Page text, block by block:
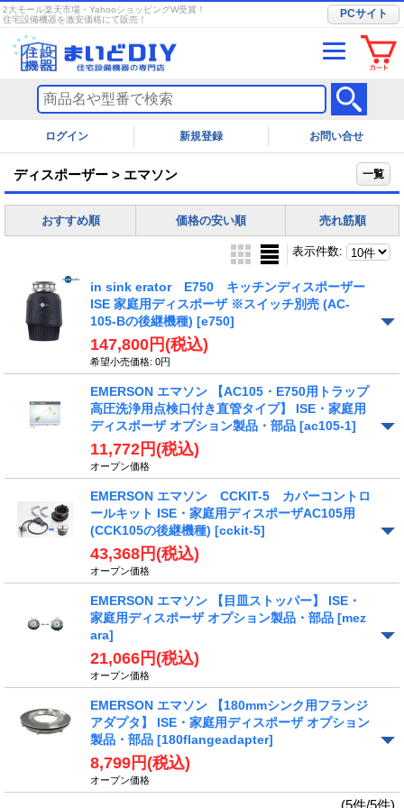
2大モール楽天市場・YahooショッピングW受賞！
住宅設備機器を激安価格にて販売！
PCサイト
ログイン お問い合せ
ディスポーザー > エマソン 一覧
おすすめ順 価格の安い順 売れ筋順
表示件数:
in sink erator E750 キッチンディスポーザー
ISE 家庭用ディスポーザ ※スイッチ別売 (AC-
105-Bの後継機種) [e750]
147,800円 (税込)
希望小売価格: 0円
EMERSON エマソン 【AC105・E750用トラップ
高圧洗浄用点検口付き直管タイプ】 ISE・家庭用
ディスポーザ オプション製品・部品 [ac105-1]
11,772円 (税込)
オープン価格
EMERSON エマソン CCKIT-5 カバーコントロ
ールキット ISE・家庭用ディスポーザAC105用
(CCK105の後継機種) [cckit-5]
43,368円 (税込)
オープン価格
EMERSON エマソン 【目皿ストッパー】 ISE・
家庭用ディスポーザ オプション製品・部品 [mez
ara]
21,066円 (税込)
オープン価格
EMERSON エマソン 【180mmシンク用フランジ
アダプタ】 ISE・家庭用ディスポーザ オプション
製品・部品 [180flangeadapter]
8,799円 (税込)
オープン価格
(5件/5件)